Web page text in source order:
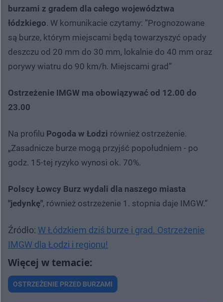
burzami z gradem dla całego województwa
łódzkiego. W komunikacie czytamy: ”Prognozowane
są burze, którym miejscami będą towarzyszyć opady
deszczu od 20 mm do 30 mm, lokalnie do 40 mm oraz
porywy wiatru do 90 km/h. Miejscami grad”
Ostrzeżenie IMGW ma obowiązywać od 12.00 do
23.00
Na profilu Pogoda w Łodzi również ostrzeżenie.
„Zasadnicze burze mogą przyjść popołudniem - po
godz. 15-tej ryzyko wynosi ok. 70%.
Polscy Łowcy Burz wydali dla naszego miasta
"jedynkę", również ostrzeżenie 1. stopnia daje IMGW.”
Źródło: W Łódzkiem dziś burze i grad. Ostrzeżenie
IMGW dla Łodzi i regionu!
OSTRZEŻENIE PRZED BURZAMI